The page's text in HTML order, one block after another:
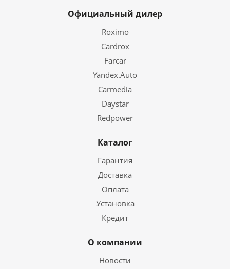
Официальный дилер
Roximo
Cardrox
Farcar
Yandex.Auto
Carmedia
Daystar
Redpower
Каталог
Гарантия
Доставка
Оплата
Установка
Кредит
О компании
Новости